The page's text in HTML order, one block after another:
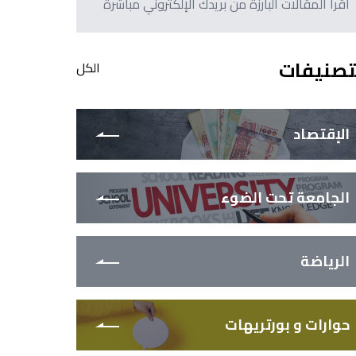
الكل
الإقتصاد
الجامعة تحت الضوء
الرياضة
حوارات و بورتريهات